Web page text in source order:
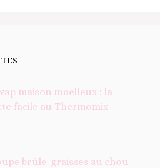
maison moelleux : la
facile au Thermomix
brûle-graisses au chou